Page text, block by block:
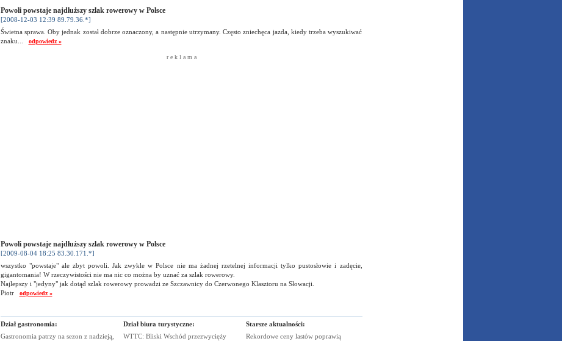
Powoli powstaje najdłuższy szlak rowerowy w Polsce
[2008-12-03 12:39 89.79.36.*]
Świetna sprawa. Oby jednak został dobrze oznaczony, a następnie utrzymany. Często zniechęca jazda, kiedy trzeba wyszukiwać
znaku... odpowiedz »
r e k l a m a
Powoli powstaje najdłuższy szlak rowerowy w Polsce
[2009-08-04 18:25 83.30.171.*]
wszystko "powstaje" ale zbyt powoli. Jak zwykle w Polsce nie ma żadnej rzetelnej informacji tylko pustosłowie i zadęcie,
gigantomania! W rzeczywistości nie ma nic co można by uznać za szlak rowerowy.
Najlepszy i "jedyny" jak dotąd szlak rowerowy prowadzi ze Szczawnicy do Czerwonego Klasztoru na Słowacji.
Piotr odpowiedz »
Dział gastronomia:
Gastronomia patrzy na sezon z nadzieją,
Dział biura turystyczne:
WTTC: Bliski Wschód przezwycięży
Starsze aktualności:
Rekordowe ceny lastów poprawią